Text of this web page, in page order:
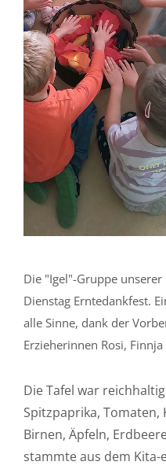
Die "Igel"-Gruppe
Dienstag Erntedankfest.
alle Sinne, dank der
Erzieherinnen Rosi,
Die Tafel war
Spitzpaprika, Tomaten,
Birnen, Äpfeln,
stammte aus dem Kita-